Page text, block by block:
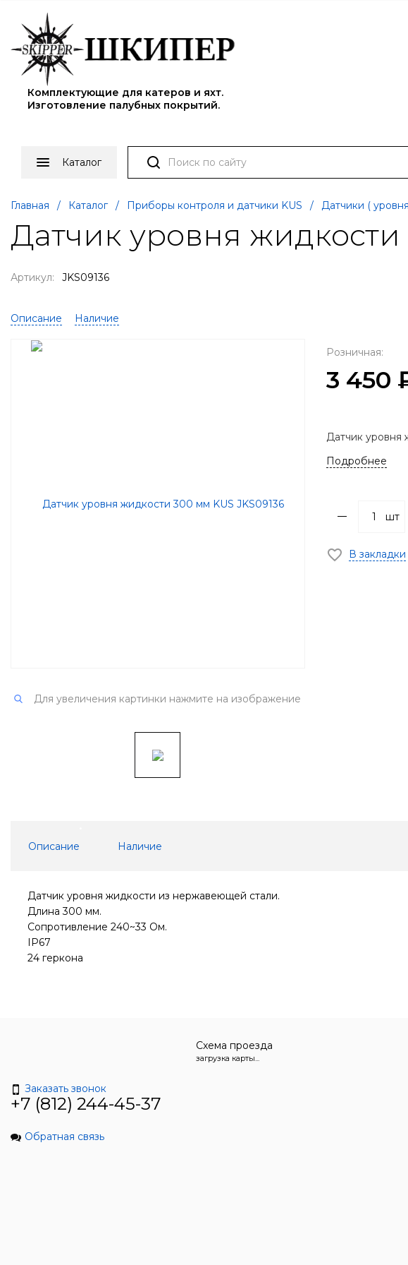
Комплектующие для катеров и яхт.
Изготовление палубных покрытий.
Каталог
Главная / Каталог / Приборы контроля и датчики KUS / Датчики (
Датчик уровня жидкости
Артикул: JKS09136
Описание Наличие
Для увеличения картинки нажмите на изображение
Розничная:
3 450
Датчик уровня
Подробнее
шт
В закладки
Описание Наличие
Датчик уровня жидкости из нержавеющей стали.
Длина 300 мм.
Сопротивление 240~33 Ом.
IP67
24 геркона
Заказать звонок
+7 (812) 244-45-37
Обратная связь
Схема проезда
загрузка карты...